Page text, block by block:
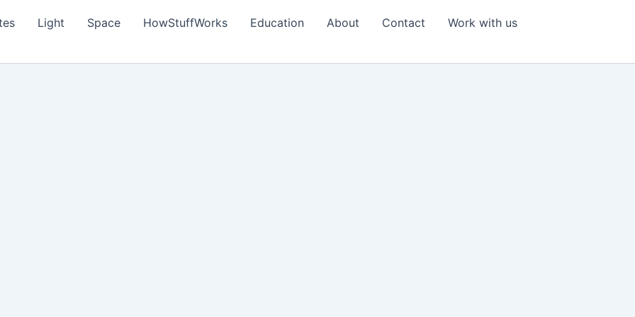
Light Space HowStuffWorks Education About Contact
Work with us